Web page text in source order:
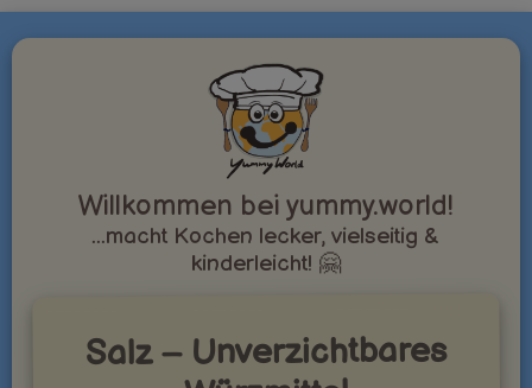
Willkommen bei yummy.world!
...macht Kochen lecker, vielseitig &
kinderleicht! 🤗
Salz – Unverzichtbares